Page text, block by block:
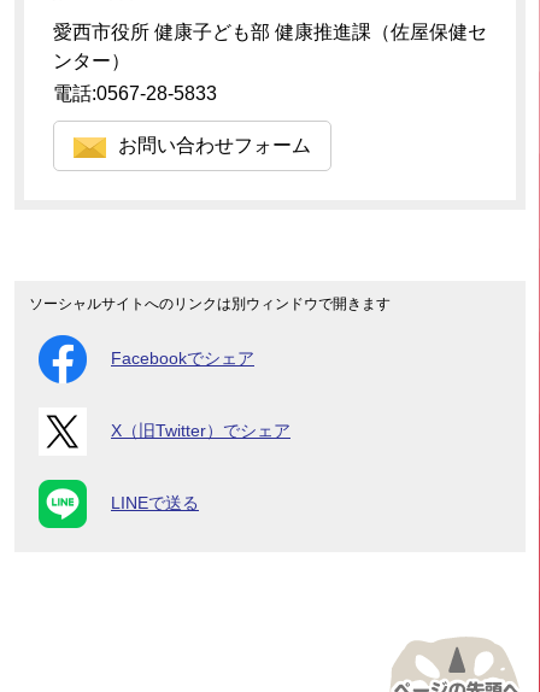
愛西市役所 健康子ども部 健康推進課（佐屋保健セ
ンター）
電話:0567-28-5833
お問い合わせフォーム
ソーシャルサイトへのリンクは別ウィンドウで開きます
Facebookでシェア
X（旧Twitter）でシェア
LINEで送る